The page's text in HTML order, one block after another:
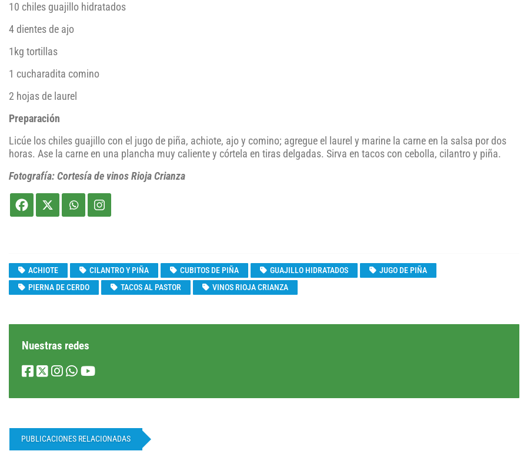
10 chiles guajillo hidratados
4 dientes de ajo
1kg tortillas
1 cucharadita comino
2 hojas de laurel
Preparación
Licúe los chiles guajillo con el jugo de piña, achiote, ajo y comino; agregue el laurel y marine la carne en la salsa por dos
horas. Ase la carne en una plancha muy caliente y córtela en tiras delgadas. Sirva en tacos con cebolla, cilantro y piña.
Fotografía: Cortesía de vinos Rioja Crianza
ACHIOTE CILANTRO Y PIÑA CUBITOS DE PIÑA GUAJILLO HIDRATADOS
JUGO DE PIÑA
PIERNA DE CERDO
TACOS AL PASTOR VINOS RIOJA CRIANZA
Nuestras redes
PUBLICACIONES RELACIONADAS